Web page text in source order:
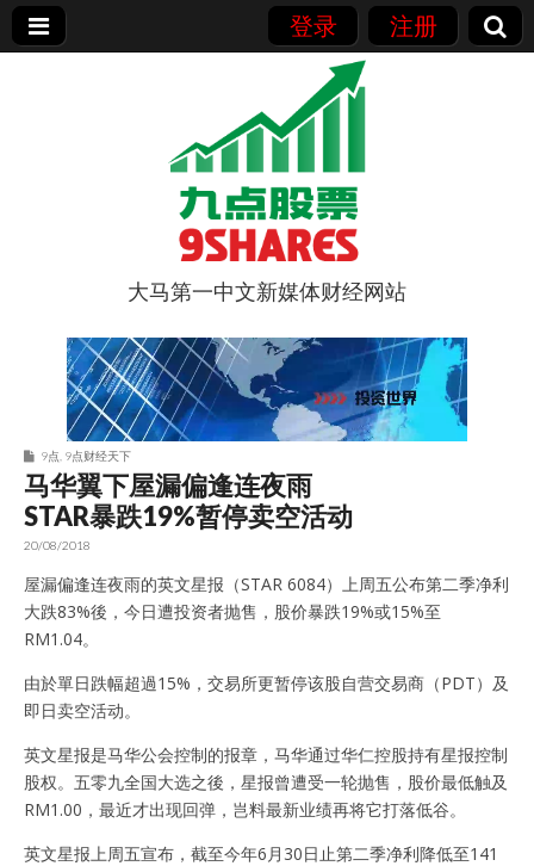
登录 注册
9点股票
大马第一中文新媒体财经网站
9点 9点财经天下
马华翼下屋漏偏逢连夜雨
STAR暴跌19%暂停卖空活动
20/08/2018
屋漏偏逢连夜雨的英文星报（STAR 6084）上周五公布第二季净利
大跌83%後，今日遭投资者抛售，股价暴跌19%或15%至
RM1.04。
由於單日跌幅超過15%，交易所更暂停该股自营交易商（PDT）及
即日卖空活动。
英文星报是马华公会控制的报章，马华通过华仁控股持有星报控制
股权。五零九全国大选之後，星报曾遭受一轮抛售，股价最低触及
RM1.00，最近才出现回弹，岂料最新业绩再将它打落低谷。
英文星报上周五宣布，截至今年6月30日止第二季净利降低至141